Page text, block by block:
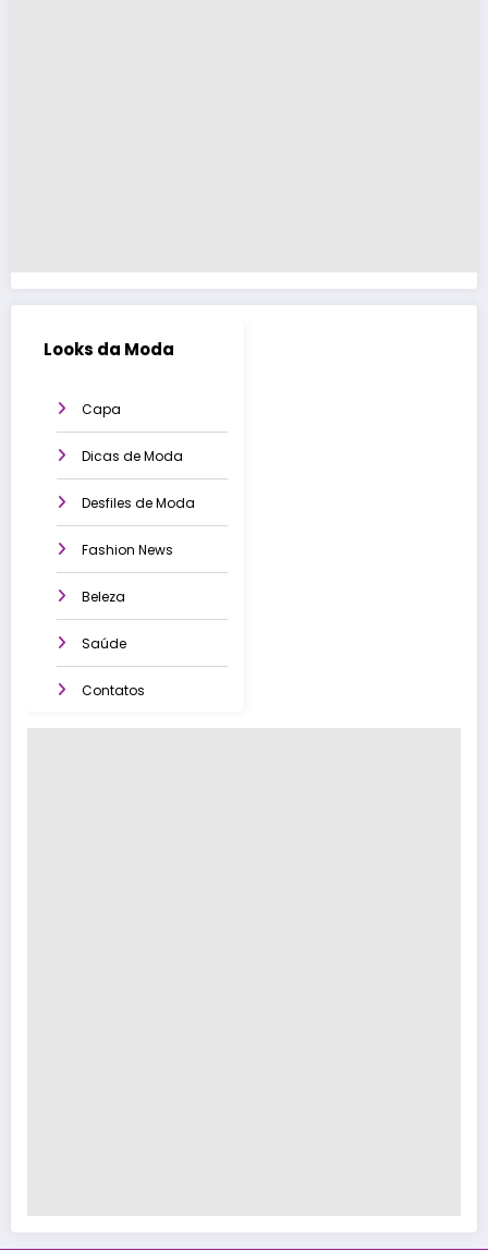
Looks da Moda
Capa
Dicas de Moda
Desfiles de Moda
Fashion News
Beleza
Saúde
Contatos